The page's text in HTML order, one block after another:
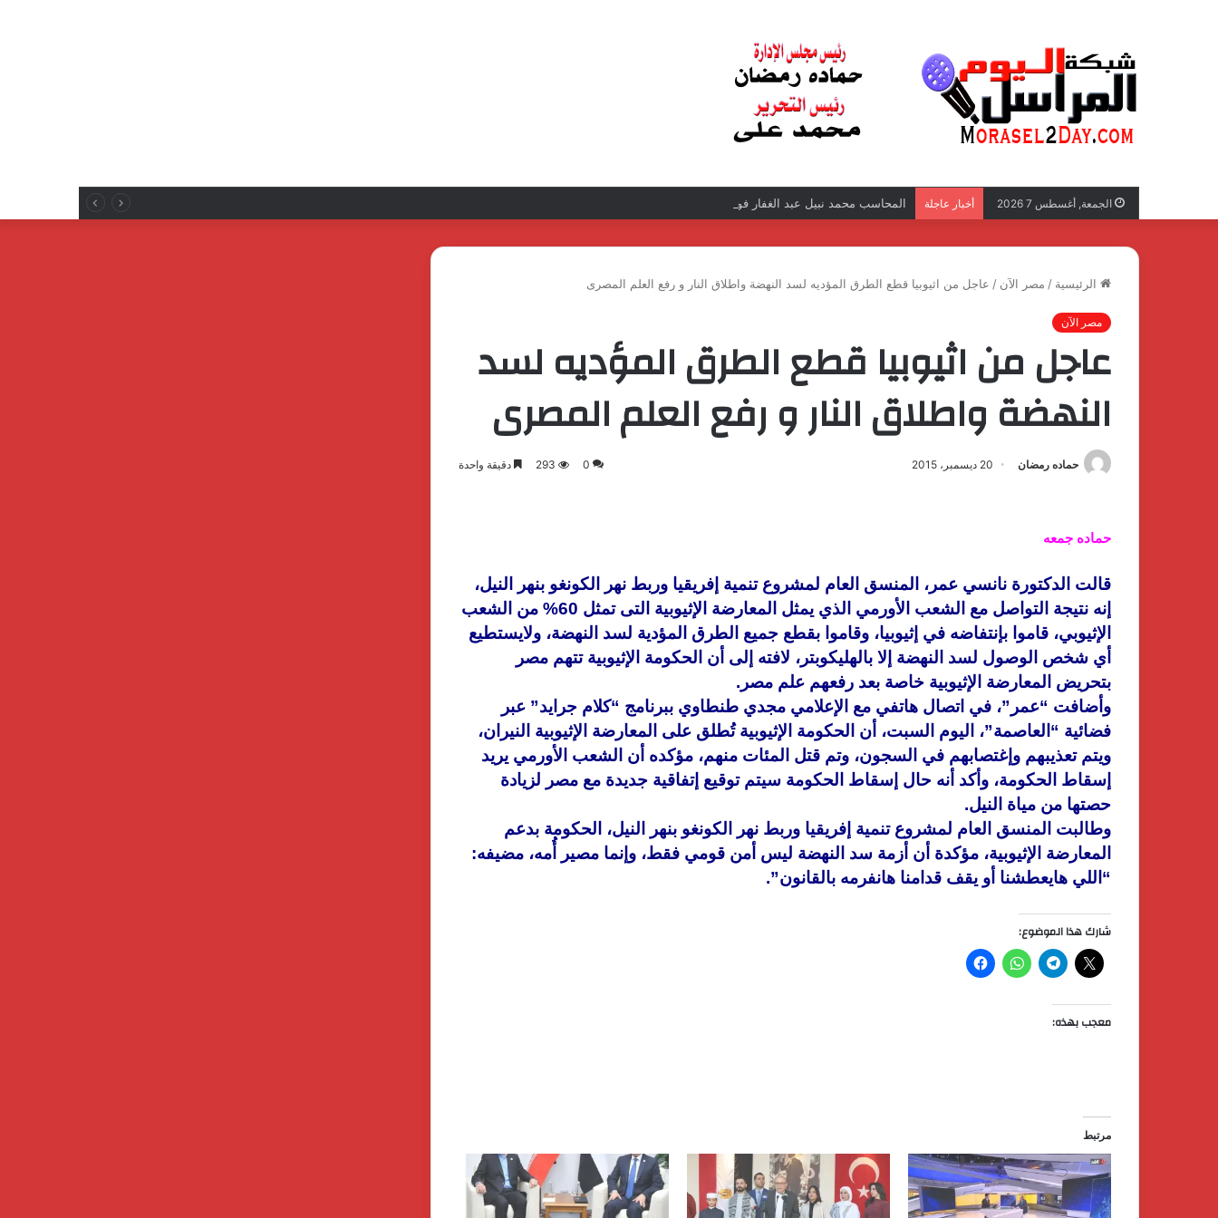
الجمعة, أغسطس 7 2026 أخبار عاجلة المحاسب محمد نبيل عبد الغفار فولي.. قيادة إدارية ناجحة على رأس فرع إيرادات طامية
الرئيسية / مصر الآن / عاجل من اثيوبيا قطع الطرق المؤديه لسد النهضة واطلاق النار و رفع العلم المصرى
مصر الآن
عاجل من اثيوبيا قطع الطرق المؤديه لسد
النهضة واطلاق النار و رفع العلم المصرى
حماده رمضان 20 ديسمبر، 2015 0
293 دقيقة واحدة
حماده جمعه
قالت الدكتورة نانسي عمر، المنسق العام لمشروع تنمية إفريقيا وربط نهر الكونغو بنهر النيل،
إنه نتيجة التواصل مع الشعب الأورمي الذي يمثل المعارضة الإثيوبية التى تمثل 60% من الشعب
الإثيوبي، قاموا بإنتفاضه في إثيوبيا، وقاموا بقطع جميع الطرق المؤدية لسد النهضة، ولايستطيع
أي شخص الوصول لسد النهضة إلا بالهليكوبتر، لافته إلى أن الحكومة الإثيوبية تتهم مصر
بتحريض المعارضة الإثيوبية خاصة بعد رفعهم علم مصر.
وأضافت “عمر”، في اتصال هاتفي مع الإعلامي مجدي طنطاوي ببرنامج “كلام جرايد” عبر
فضائية “العاصمة”، اليوم السبت، أن الحكومة الإثيوبية تُطلق على المعارضة الإثيوبية النيران،
ويتم تعذيبهم وإغتصابهم في السجون، وتم قتل المئات منهم، مؤكده أن الشعب الأورمي يريد
إسقاط الحكومة، وأكد أنه حال إسقاط الحكومة سيتم توقيع إتفاقية جديدة مع مصر لزيادة
حصتها من مياة النيل.
وطالبت المنسق العام لمشروع تنمية إفريقيا وربط نهر الكونغو بنهر النيل، الحكومة بدعم
المعارضة الإثيوبية، مؤكدة أن أزمة سد النهضة ليس أمن قومي فقط، وإنما مصير أُمه، مضيفه:
“اللي هايعطشنا أو يقف قدامنا هانفرمه بالقانون”.
شارك هذا الموضوع:
معجب بهذه:
مرتبط